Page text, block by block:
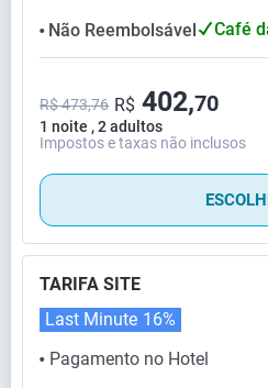
⬤ Não Reembolsável Café
1 noite , 2 adultos
R$ 473,76 R$ 402,70
Impostos e taxas não inclusos
TARIFA SITE
⬤ Pagamento no Hotel
Last Minute 16%